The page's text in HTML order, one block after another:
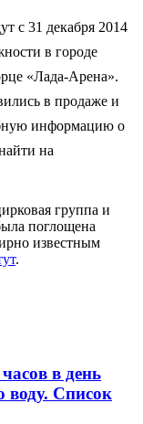
с 31 декабря 2014
в городе
«Лада-Арена».
в продаже и
информацию о
на
группа и
поглощена
известным
.
в день
воду. Список